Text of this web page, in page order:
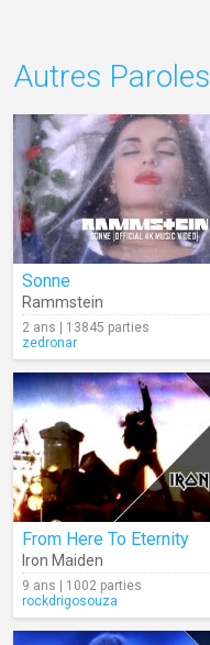
Autres Paroles
Sonne
Rammstein
2 ans | 13845 parties
zedronar
From Here To Eternity
Iron Maiden
9 ans | 1002 parties
rockdrigosouza